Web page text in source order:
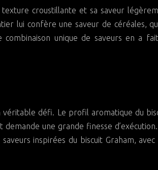
croustillante et sa saveur
lui confère une saveur de céréales,
unique de saveurs en a
défi. Le profil aromatique du
une grande finesse
inspirées du biscuit Graham, avec